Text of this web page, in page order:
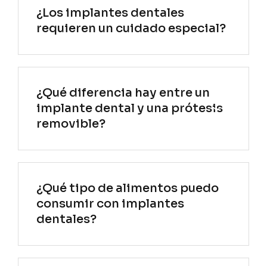
¿Los implantes dentales
requieren un cuidado especial?
¿Qué diferencia hay entre un
implante dental y una prótesis
removible?
¿Qué tipo de alimentos puedo
consumir con implantes
dentales?